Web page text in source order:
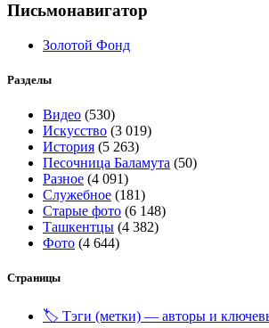
Письмонавигатор
Золотой Фонд
Разделы
Видео (530)
Искусство (3 019)
История (5 263)
Песочница Баламута (50)
Разное (4 091)
Служебное (181)
Старые фото (6 148)
Ташкентцы (4 382)
Фото (4 644)
Страницы
🏷️ Тэги (метки) — авторы и